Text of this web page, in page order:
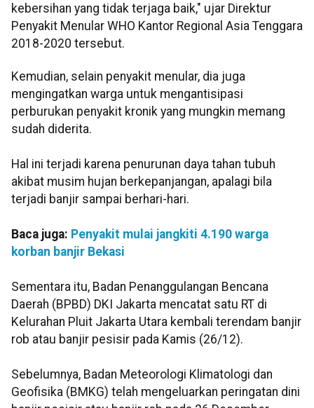
kebersihan yang tidak terjaga baik," ujar Direktur
Penyakit Menular WHO Kantor Regional Asia Tenggara
2018-2020 tersebut.
Kemudian, selain penyakit menular, dia juga
mengingatkan warga untuk mengantisipasi
perburukan penyakit kronik yang mungkin memang
sudah diderita.
Hal ini terjadi karena penurunan daya tahan tubuh
akibat musim hujan berkepanjangan, apalagi bila
terjadi banjir sampai berhari-hari.
Baca juga: Penyakit mulai jangkiti 4.190 warga
korban banjir Bekasi
Sementara itu, Badan Penanggulangan Bencana
Daerah (BPBD) DKI Jakarta mencatat satu RT di
Kelurahan Pluit Jakarta Utara kembali terendam banjir
rob atau banjir pesisir pada Kamis (26/12).
Sebelumnya, Badan Meteorologi Klimatologi dan
Geofisika (BMKG) telah mengeluarkan peringatan dini